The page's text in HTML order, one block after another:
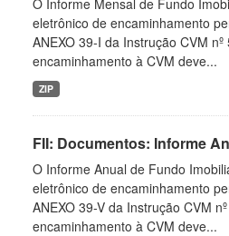
O Informe Mensal de Fundo
eletrônico de encaminhamento
ANEXO 39-I da Instrução CVM
encaminhamento à CVM deve...
ZIP
FII: Documentos: Informe
O Informe Anual de Fundo
eletrônico de encaminhamento
ANEXO 39-V da Instrução CVM
encaminhamento à CVM deve...